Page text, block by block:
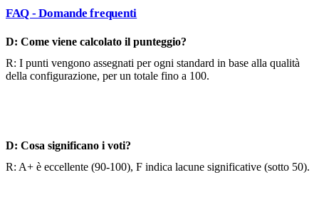
FAQ - Domande frequenti
D: Come viene calcolato il punteggio?
R: I punti vengono assegnati per ogni standard in base alla qualità
della configurazione, per un totale fino a 100.
D: Cosa significano i voti?
R: A+ è eccellente (90-100), F indica lacune significative (sotto 50).